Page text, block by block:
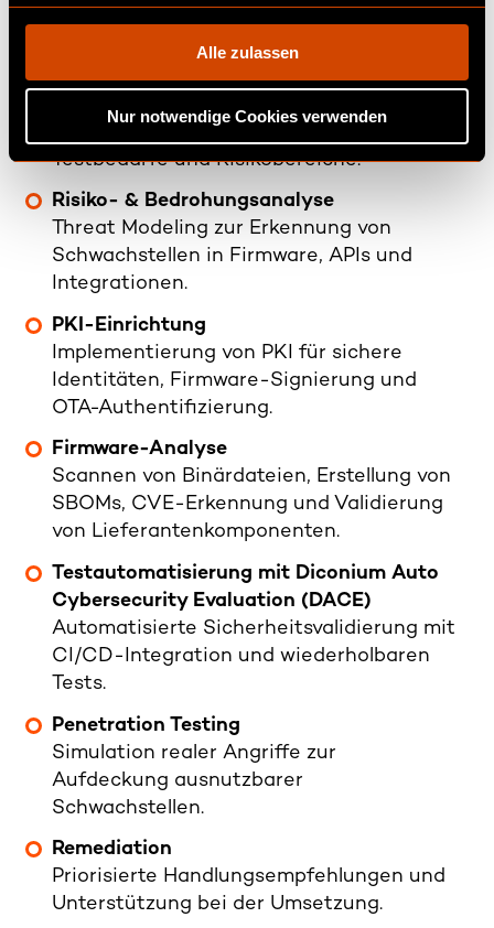
w
Alle zulassen
Nur notwendige Cookies verwenden
Sicherheitszielen, regulatorischen
Lieferantendetails.
Identifikation relevanter Systeme,
Testbedarfe und Risikobereiche.
Risiko- & Bedrohungsanalyse
Threat Modeling zur Erkennung von
Schwachstellen in Firmware, APIs und
Integrationen.
PKI-Einrichtung
Implementierung von PKI für sichere
Identitäten, Firmware-Signierung und
OTA-Authentifizierung.
Firmware-Analyse
Scannen von Binärdateien, Erstellung von
SBOMs, CVE-Erkennung und Validierung
von Lieferantenkomponenten.
Testautomatisierung mit Diconium Auto
Cybersecurity Evaluation (DACE)
Automatisierte Sicherheitsvalidierung mit
CI/CD-Integration und wiederholbaren
Tests.
Penetration Testing
Simulation realer Angriffe zur
Aufdeckung ausnutzbarer
Schwachstellen.
Remediation
Priorisierte Handlungsempfehlungen und
Unterstützung bei der Umsetzung.